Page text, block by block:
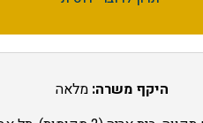
היקף משרה:מלאה